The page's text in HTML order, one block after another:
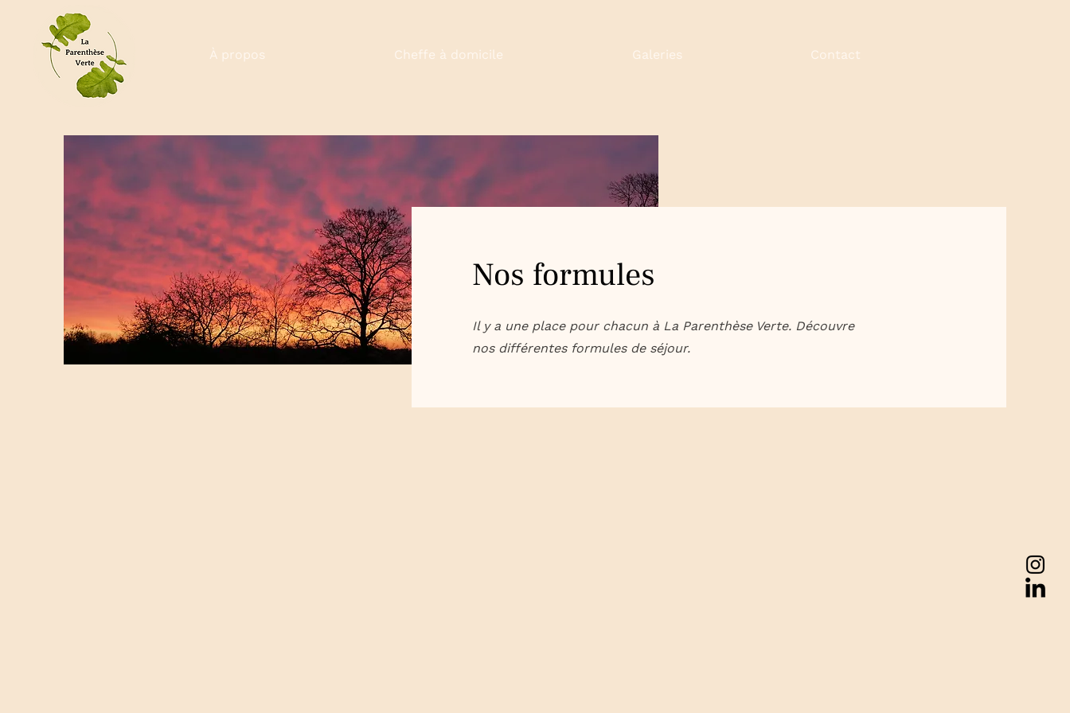
À propos Cheffe à domicile Galeries Contact
Nos formules
Il y a une place pour chacun à La Parenthèse Verte. Découvre
nos différentes formules de séjour.